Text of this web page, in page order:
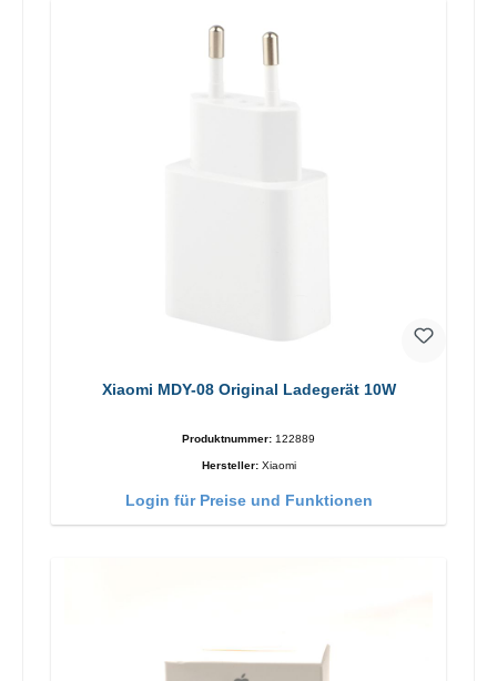
Xiaomi MDY-08 Original Ladegerät 10W
Produktnummer: 122889
Hersteller: Xiaomi
Login für Preise und Funktionen